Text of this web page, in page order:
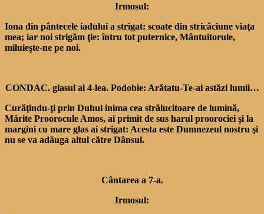
Irmosul:
Iona din pântecele iadului a strigat: scoate din stricăciune viaţa
mea; iar noi strigăm ţie: întru tot puternice, Mântuitorule,
miluieşte-ne pe noi.
CONDAC. glasul al 4-lea. Podobie: Arătatu-Te-ai astăzi lumii…
Curăţindu-ţi prin Duhul inima cea strălucitoare de lumină,
Mărite Proorocule Amos, ai primit de sus harul proorociei şi la
margini cu mare glas ai strigat: Acesta este Dumnezeul nostru şi
nu se va adăuga altul către Dânsul.
Cântarea a 7-a.
Irmosul: